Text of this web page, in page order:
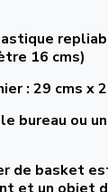
16 cms)
: 29 cms x
bureau ou
de basket